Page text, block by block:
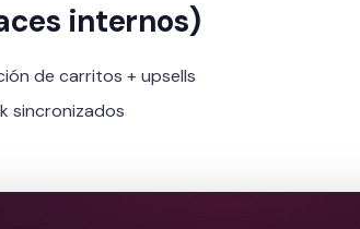
internos)
de carritos + upsells
sincronizados